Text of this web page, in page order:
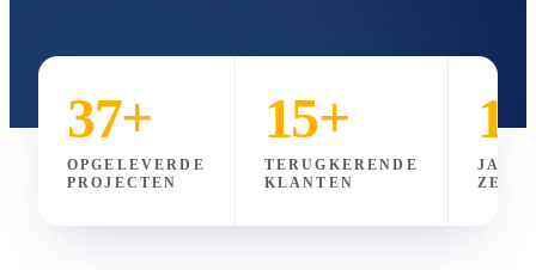
37+
OPGELEVERDE
PROJECTEN
15+
TERUGKERENDE
KLANTEN
JAAR